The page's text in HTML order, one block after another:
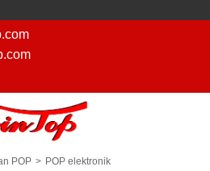
POP > POP elektronik